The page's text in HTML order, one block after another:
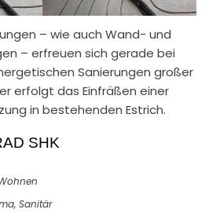
– wie auch Wand- und
– erfreuen sich gerade bei
Sanierungen großer
erfolgt das Einfräßen einer
in bestehenden Estrich.
SHK
, Sanitär